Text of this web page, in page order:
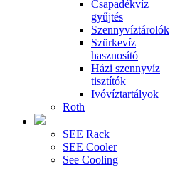
Csapadékvíz
gyűjtés
Szennyvíztárolók
Szürkevíz
hasznosító
Házi szennyvíz
tisztítók
Ivóvíztartályok
Roth
SEE Rack
SEE Cooler
See Cooling